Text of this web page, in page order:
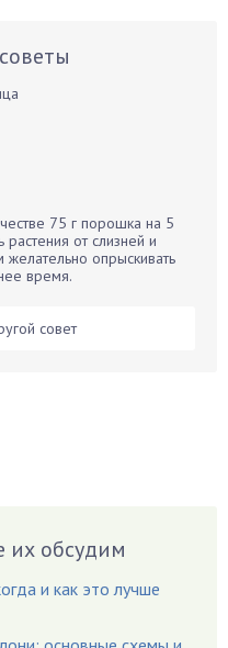
75 г порошка на 5
от слизней и
желательно опрыскивать
время.
совет
их обсудим
и как это лучше